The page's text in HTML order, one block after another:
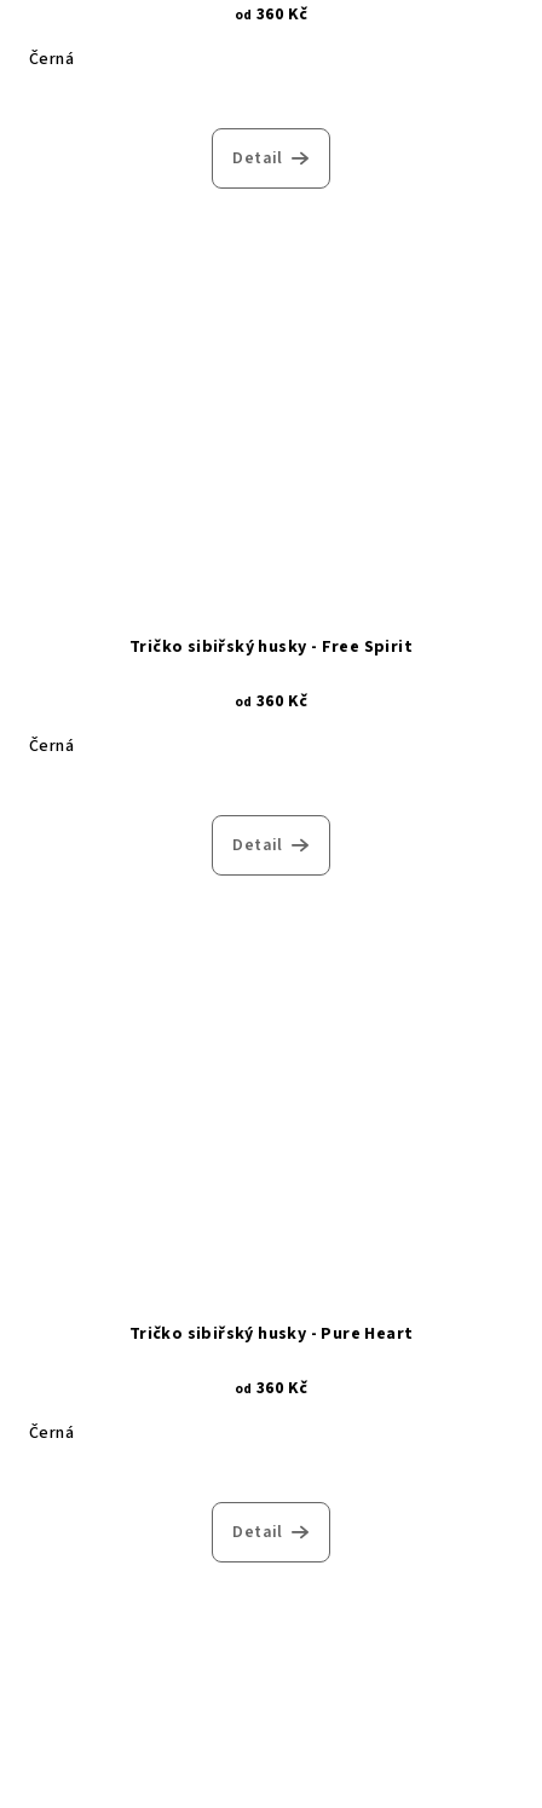
od 360 Kč
Černá
Detail
Tričko sibiřský husky - Free Spirit
od 360 Kč
Černá
Detail
Tričko sibiřský husky - Pure Heart
od 360 Kč
Černá
Detail